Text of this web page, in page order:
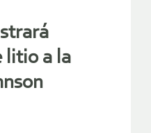
litio a la